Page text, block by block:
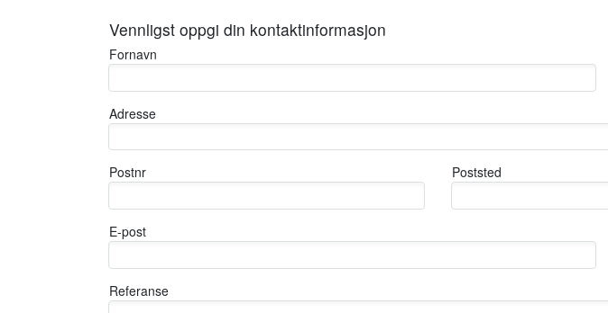
Vennligst oppgi din kontaktinformasjon
Fornavn
Adresse
Postnr Poststed
E-post
Referanse